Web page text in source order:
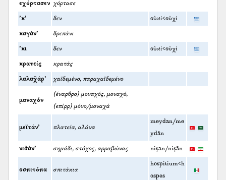
εχόρτασεν χόρτασε
’κ’ δεν οὐκί<οὐχί
καγάν’ δρεπάνι
’κι δεν οὐκί<οὐχί
κρατείς κρατάς
λαλαχ̌άρ’ χαϊδεμένο, παραχαϊδεμένο
μαναχόν
(έναρθρο) μοναχός, μοναχό,
(επίρρ) μόνο/μοναχά
μεϊτάν’ πλατεία, αλάνα
meydan/me
ydān
νισ̌άν’ σημάδι, στόχος, αρραβώνας nişan/nişān
οσπιτόπα σπιτάκια
hospitium<h
ospes